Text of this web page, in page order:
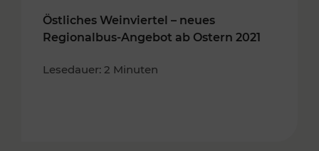
Östliches Weinviertel – neues
Regionalbus-Angebot ab Ostern 2021
Lesedauer: 2 Minuten